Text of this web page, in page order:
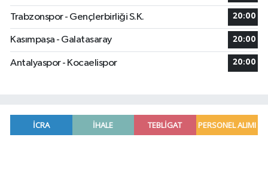
Trabzonspor - Gençlerbirliği S.K. 20:00
Kasımpaşa - Galatasaray 20:00
Antalyaspor - Kocaelispor 20:00